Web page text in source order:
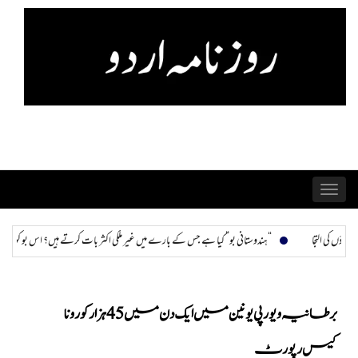
Skip
Toggle
navigation
بو” کیا ہے جس کے بارے میں غیر ملکی اکثر بات کرتے ہیں؟ اس بو کو کیسے پہچانا جا سکتا ہے اور ختم
برطانیہ و یورپی یونین میں ایک دن میں 45 ہزار کورونا
کیس رپورٹ